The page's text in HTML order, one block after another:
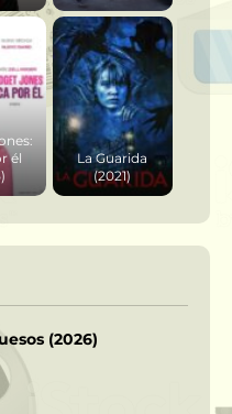
él
La Guarida
(2021)
(2026)